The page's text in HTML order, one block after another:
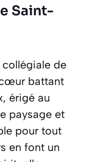
Saint-
collégiale de
battant
érigé au
paysage et
pour tout
en font un